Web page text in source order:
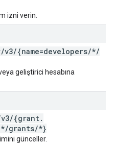
izni verin.
/v3/{name=developers/*/
geliştirici hesabına
v3/{grant.
*/grants/*}
günceller.